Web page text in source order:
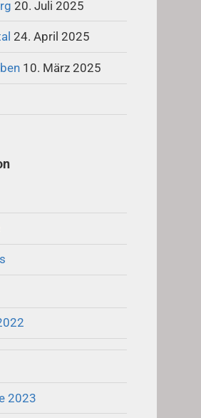
20. Juli 2025
24. April 2025
10. März 2025
2023